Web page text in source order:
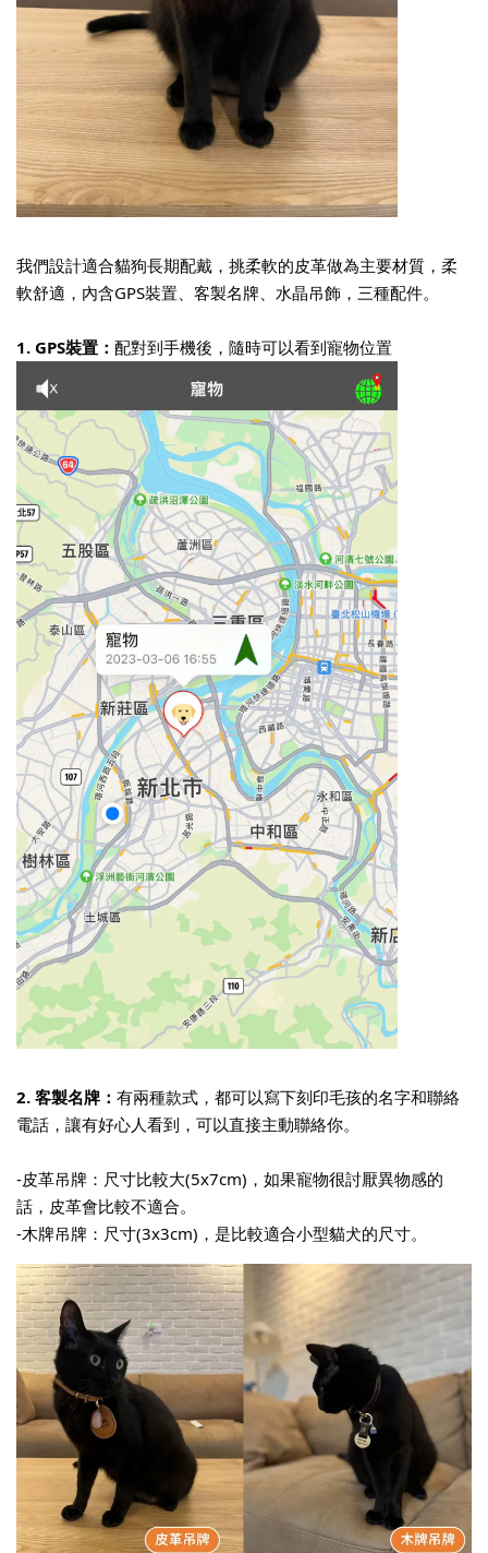
我們設計適合貓狗長期配戴， 挑柔軟的皮革做為主要材質， 柔
軟舒適，內含GPS裝置、客製名牌、水晶吊飾，三種配件。
1. GPS裝置： 配對到手機後，隨時可以看到寵物位置
2. 客製名牌： 有兩種款式，都可以寫下刻印毛孩的名字和聯絡
電話，讓有好心人看到，可以直接主動聯絡你。
-皮革吊牌：尺寸比較大(5x7cm)，如果寵物很討厭異物感的
話，皮革會比較不適合。
-木牌吊牌：尺寸(3x3cm)，是比較適合小型貓犬的尺寸。